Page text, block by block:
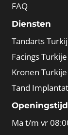
FAQ
Diensten
Tandarts
Facings Turkije
Kronen Turkije
Tand
Ma t/m vr